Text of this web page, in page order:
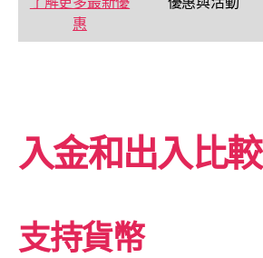
惠
入金和出入比較
支持貨幣